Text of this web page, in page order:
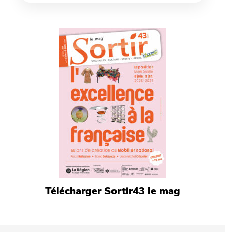
Télécharger Sortir43 le mag